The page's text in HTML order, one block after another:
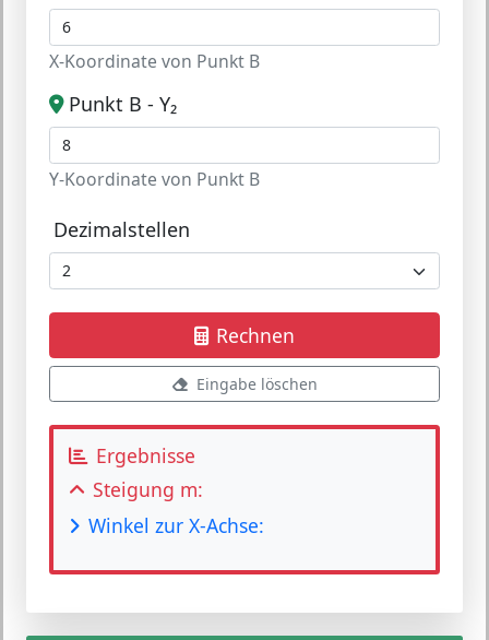
X-Koordinate von Punkt B
Punkt B - Y₂
Y-Koordinate von Punkt B
Dezimalstellen
Rechnen
Eingabe löschen
Ergebnisse
Steigung m:
Winkel zur X-Achse: